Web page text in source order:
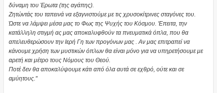
δύναμη του Έρωτα (της αγάπης).
Ζητώντάς του ταπεινά να εξαγνιστούμε με τις χρυσοκίτρινες σταγόνες του.
Ώστε να λάμψει μέσα μας το Φως της Ψυχής του Κόσμου. 'Επειτα, την
κατάλληλη στιγμή ας μας αποκαλυφθούν τα πνευματικά όπλα, που θα
απελευθερώσουν την Ιερή Γη των προγόνων μας . Αν μας επιτραπεί να
κάνουμε χρήση των μυστικών όπλων θα είναι μόνο για να υπηρετήσουμε με
αρετή και μέτρο τους Νόμους του Θεού.
Ποτέ δεν θα αποκαλύψουμε κάτι από όλα αυτά σε εχθρό, ούτε και σε
αμύητους."